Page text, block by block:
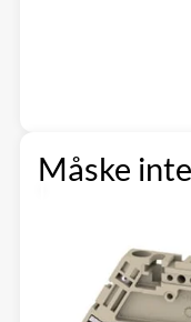
Måske